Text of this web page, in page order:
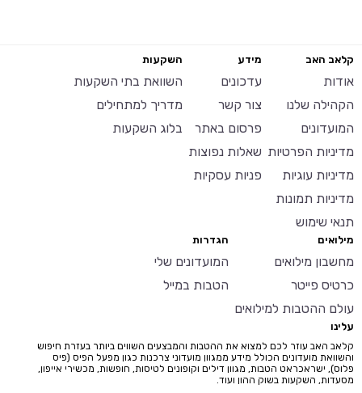
קלאב האב
אודות
הקהילה שלנו
המועדונים
מדיניות הפרטיות
מדיניות עוגיות
מדיניות תמונות
תנאי שימוש
מידע
עדכונים
צור קשר
פרסום באתר
שאלות נפוצות
פניות עסקיות
השקעות
השוואת בתי השקעות
מדריך למתחילים
בלוג השקעות
מילואים
מחשבון מילואים
כרטיס פייטר
עולם ההטבות למילואים
הגדרות
המועדונים שלי
הטבות במייל
עלינו
קלאב האב עוזר לכם למצוא את ההטבות והמבצעים השווים ביותר בעזרת חיפוש
והשוואת מועדונים הכולל מידע ממגוון מועדוני צרכנות כגון מפעל הפיס (פיס
פלוס), ישראכראט הטבות, מגוון דילים וקופונים לטיסות, חופשות, מכשירי אייפון,
מסעדות, השקעות בשוק ההון ועוד.